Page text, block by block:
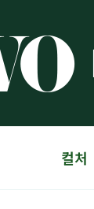
컬처